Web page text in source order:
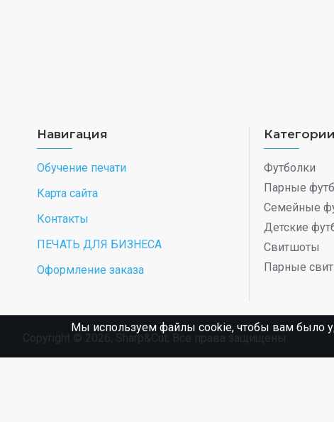
Навигация
Обучение печати
Карта сайта
Контакты
ПЕЧАТЬ ДЛЯ БИЗНЕСА
Оформление заказа
Категории
Футболки
Парные
Семейные
Детские
Свитшоты
Парные
Copyright © 2026, Sharp&Cut, Все права защищены
Мы используем файлы cookie, чтобы вам было